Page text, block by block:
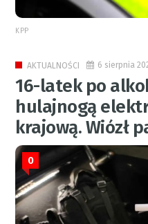
KPP
AKTUALNOŚCI 6 sierpnia
16-latek po
hulajnogą
krajową. Wiózł
0